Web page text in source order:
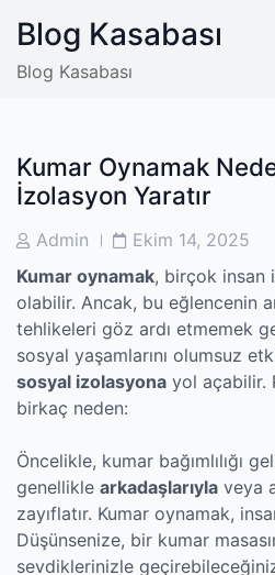
content
Blog Kasabası
Blog Kasabası
Kumar Oynamak
İzolasyon Yaratır
PostAdmin
PostEkim 14, 2025
Kumar oynamak, birçok insan
olabilir. Ancak, bu eğlencenin
tehlikeleri göz ardı etmemek
sosyal yaşamlarını olumsuz
sosyal izolasyona yol açabilir.
birkaç neden:
Öncelikle, kumar bağımlılığı
genellikle arkadaşlarıyla veya
zayıflatır. Kumar oynamak,
Düşünsenize, bir kumar
sevdiklerinizle